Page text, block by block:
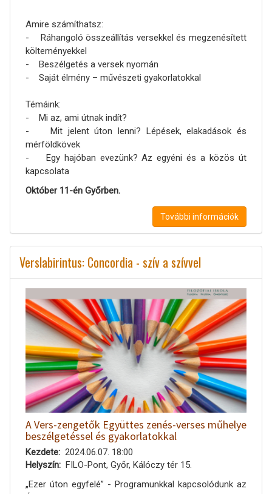
Amire számíthatsz:
- Ráhangoló összeállítás versekkel és megzenésített
költeményekkel
- Beszélgetés a versek nyomán
- Saját élmény – művészeti gyakorlatokkal
Témáink:
- Mi az, ami útnak indít?
- Mit jelent úton lenni? Lépések, elakadások és
mérföldkövek
- Egy hajóban evezünk? Az egyéni és a közös út
kapcsolata
Október 11-én Győrben.
További információk
Verslabirintus: Concordia - szív a szívvel
A Vers-zengetők Együttes zenés-verses műhelye
beszélgetéssel és gyakorlatokkal
Kezdete
2024.06.07. 18:00
Helyszín
FILO-Pont, Győr, Kálóczy tér 15.
„Ezer úton egyfelé” - Programunkkal kapcsolódunk az